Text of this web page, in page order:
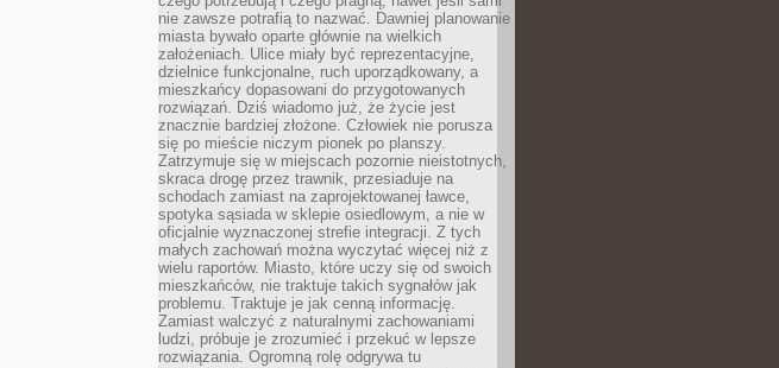
nie zawsze potrafią to nazwać. Dawniej planowanie
miasta bywało oparte głównie na wielkich
założeniach. Ulice miały być reprezentacyjne,
dzielnice funkcjonalne, ruch uporządkowany, a
mieszkańcy dopasowani do przygotowanych
rozwiązań. Dziś wiadomo już, że życie jest
znacznie bardziej złożone. Człowiek nie porusza
się po mieście niczym pionek po planszy.
Zatrzymuje się w miejscach pozornie nieistotnych,
skraca drogę przez trawnik, przesiaduje na
schodach zamiast na zaprojektowanej ławce,
spotyka sąsiada w sklepie osiedlowym, a nie w
oficjalnie wyznaczonej strefie integracji. Z tych
małych zachowań można wyczytać więcej niż z
wielu raportów. Miasto, które uczy się od swoich
mieszkańców, nie traktuje takich sygnałów jak
problemu. Traktuje je jak cenną informację.
Zamiast walczyć z naturalnymi zachowaniami
ludzi, próbuje je zrozumieć i przekuć w lepsze
rozwiązania. Ogromną rolę odgrywa tu